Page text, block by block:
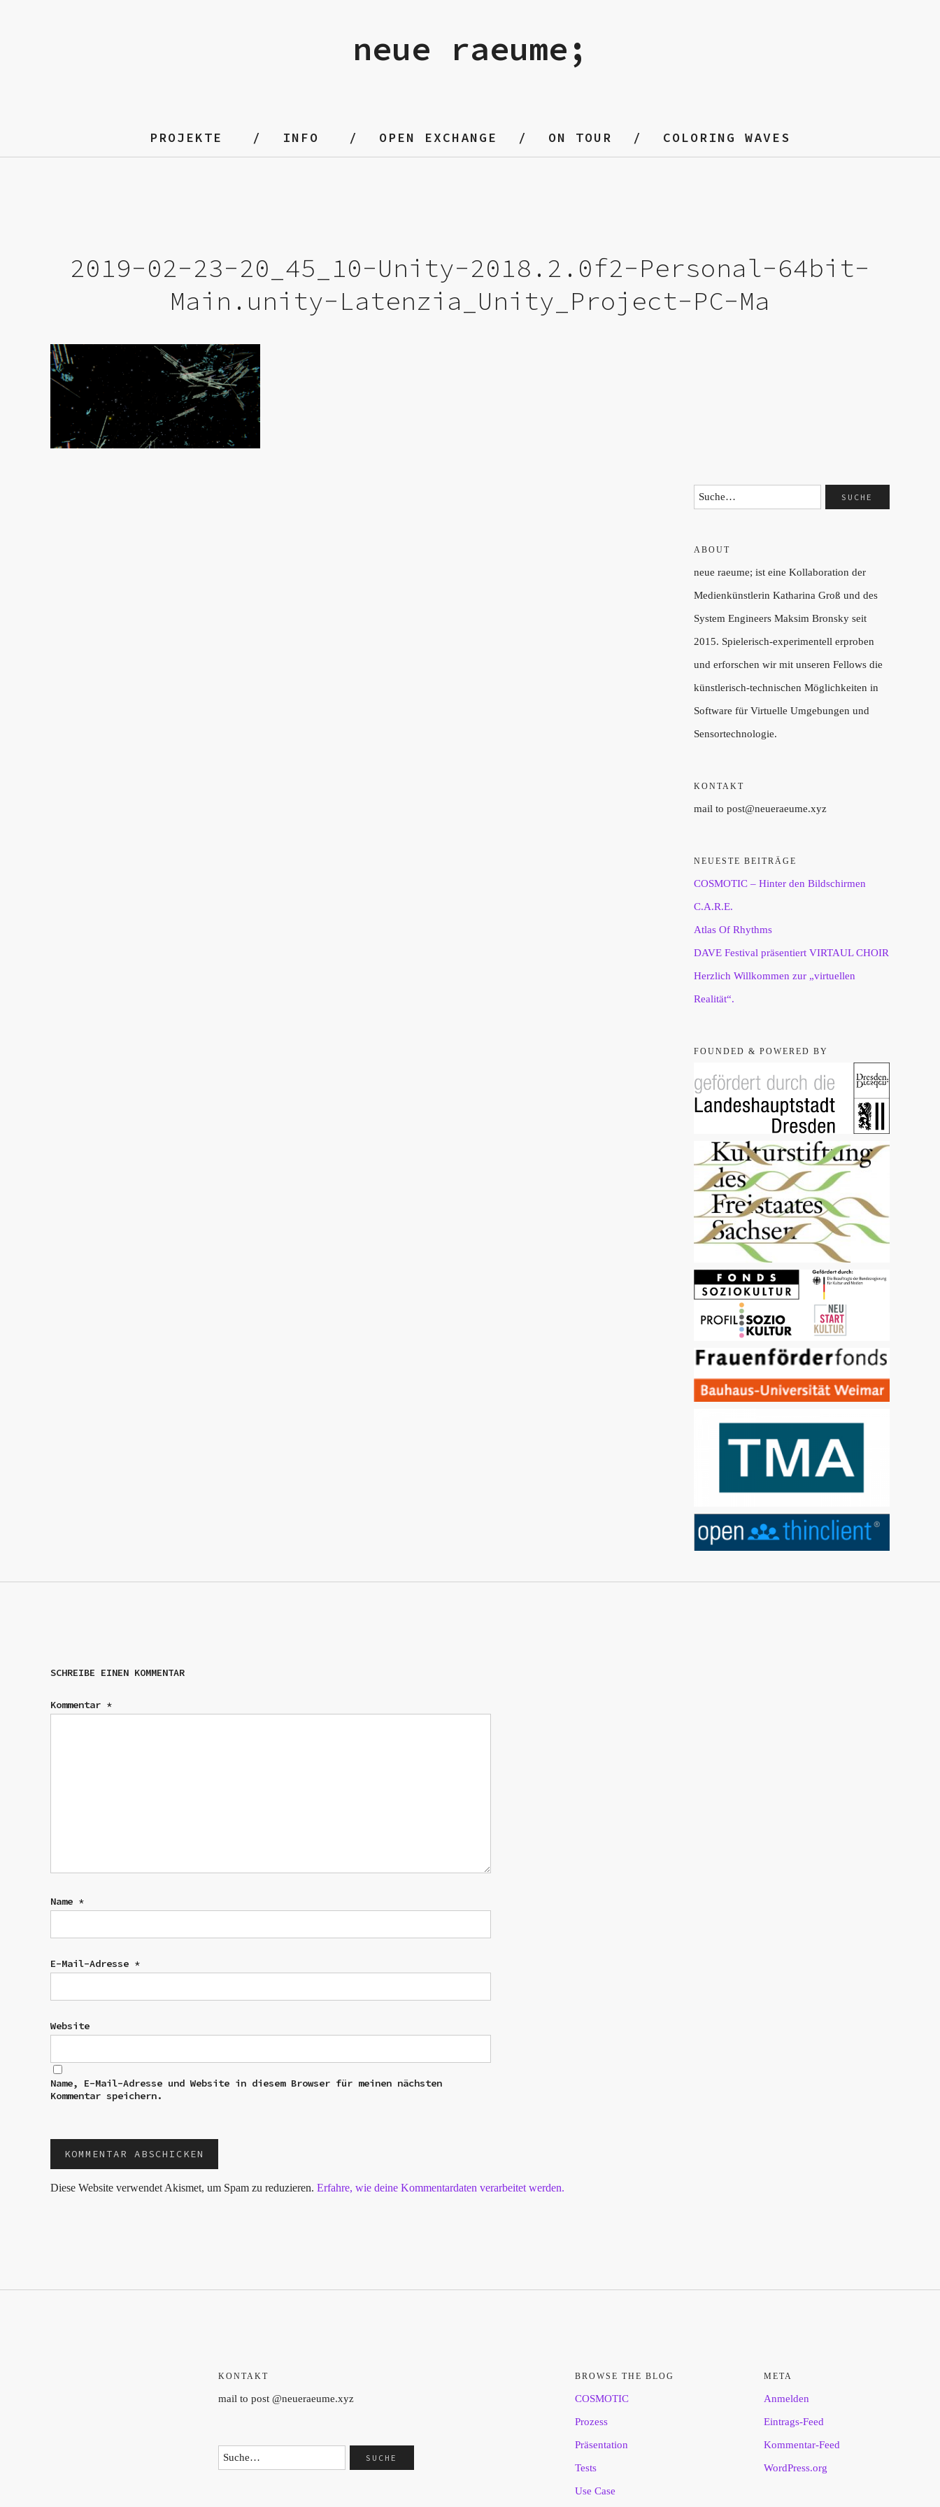
neue raeume;
PROJEKTE INFO OPEN EXCHANGE ON TOUR COLORING WAVES
2019-02-23-20_45_10-Unity-2018.2.0f2-Personal-64bit-
Main.unity-Latenzia_Unity_Project-PC-Ma
ABOUT
neue raeume; ist eine Kollaboration der
Medienkünstlerin Katharina Groß und des
System Engineers Maksim Bronsky seit
2015. Spielerisch-experimentell erproben
und erforschen wir mit unseren Fellows die
künstlerisch-technischen Möglichkeiten in
Software für Virtuelle Umgebungen und
Sensortechnologie.
KONTAKT
mail to post@neueraeume.xyz
NEUESTE BEITRÄGE
COSMOTIC – Hinter den Bildschirmen
C.A.R.E.
Atlas Of Rhythms
DAVE Festival präsentiert VIRTAUL CHOIR
Herzlich Willkommen zur „virtuellen
Realität“.
FOUNDED & POWERED BY
SCHREIBE EINEN KOMMENTAR
Kommentar *
Name *
E-Mail-Adresse *
Website
Name, E-Mail-Adresse und Website in diesem Browser für meinen nächsten
Kommentar speichern.
Diese Website verwendet Akismet, um Spam zu reduzieren. Erfahre, wie deine Kommentardaten verarbeitet werden.
KONTAKT
mail to post @neueraeume.xyz
BROWSE THE BLOG
COSMOTIC
Prozess
Präsentation
Tests
Use Case
META
Anmelden
Eintrags-Feed
Kommentar-Feed
WordPress.org